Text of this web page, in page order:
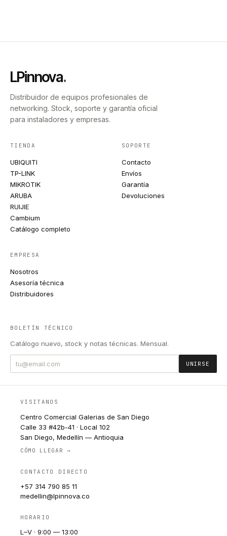
LPinnova.
Distribuidor de equipos profesionales de
networking. Stock, soporte y garantía oficial
para instaladores y empresas.
TIENDA
UBIQUITI
TP-LINK
MIKROTIK
ARUBA
RUIJIE
Cambium
Catálogo completo
SOPORTE
Contacto
Envíos
Garantía
Devoluciones
EMPRESA
Nosotros
Asesoría técnica
Distribuidores
BOLETÍN TÉCNICO
Catálogo nuevo, stock y notas técnicas. Mensual.
UNIRSE
VISITANOS
Centro Comercial Galerias de San Diego
Calle 33 #42b-41 · Local 102
San Diego, Medellín — Antioquia
CÓMO LLEGAR →
CONTACTO DIRECTO
+57 314 790 85 11
medellin@lpinnova.co
HORARIO
L–V · 9:00 — 13:00